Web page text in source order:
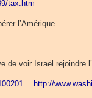
tax.htm
l’Amérique
de voir Israël rejoindre
http://